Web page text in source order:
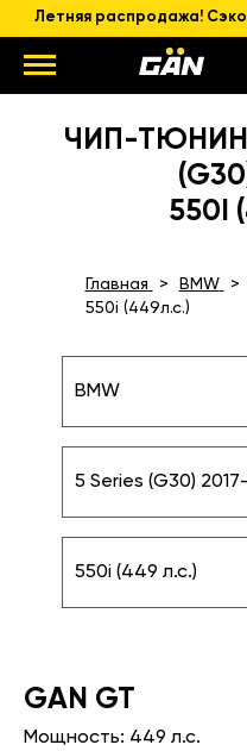
Летняя распродажа!
ЧИП-ТЮНИНГ
550I
Главная BMW
550i (449л.с.)
BMW
5 Series (G30)
550i (449 л.с.)
GАN GT
Мощность: 449 л.с.